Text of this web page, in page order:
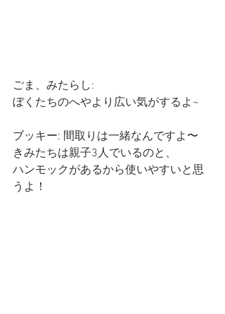
ごま、みたらし:
ぼくたちのへやより広い気がするよ~
ブッキー: 間取りは一緒なんですよ〜
きみたちは親子3人でいるのと、
ハンモックがあるから使いやすいと思
うよ！